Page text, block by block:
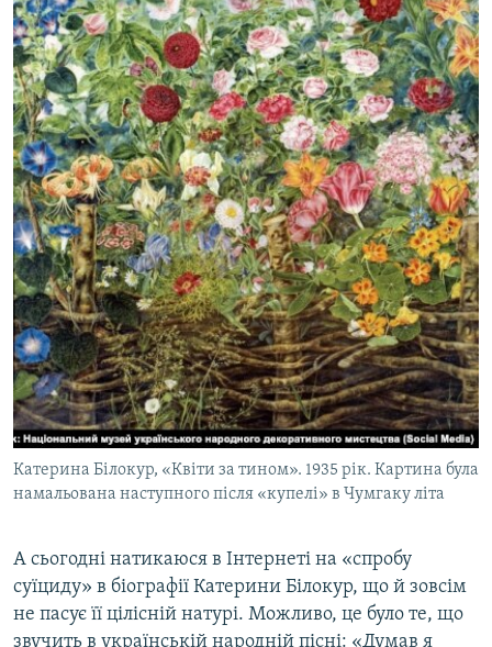
Катерина Білокур, «Квіти за тином». 1935 рік. Картина була
намальована наступного після «купелі» в Чумгаку літа
А сьогодні натикаюся в Інтернеті на «спробу
суїциду» в біографії Катерини Білокур, що й зовсім
не пасує її цілісній натурі. Можливо, це було те, що
звучить в українській народній пісні: «Думав я